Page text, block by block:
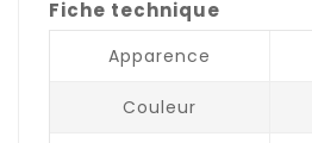
Fiche technique
Apparence
Couleur